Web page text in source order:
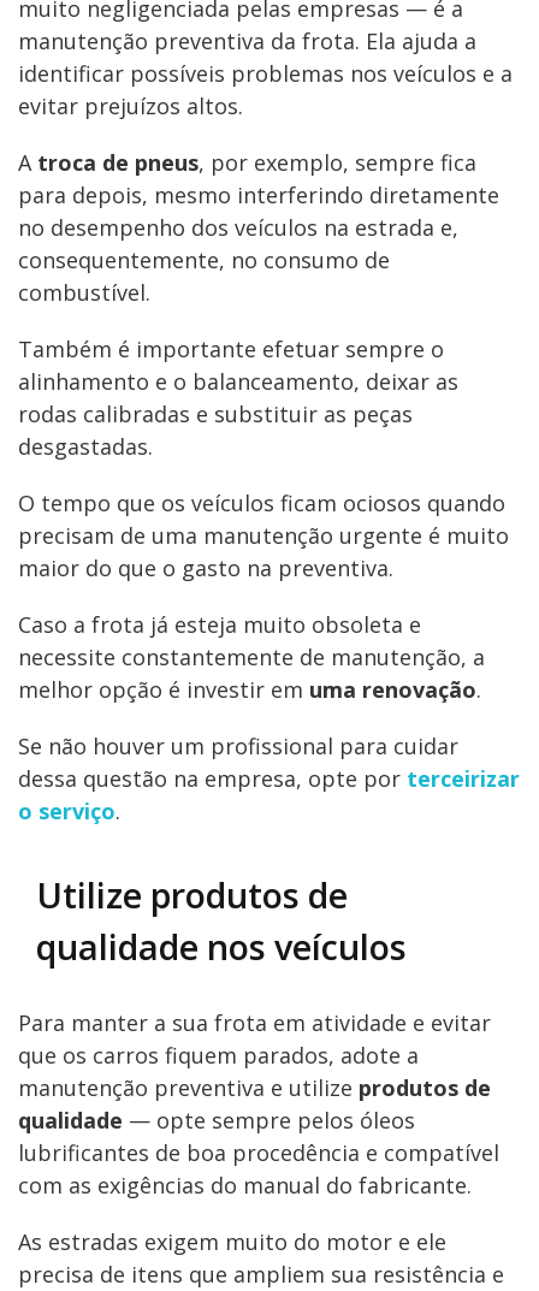
muito negligenciada pelas empresas — é a
manutenção preventiva da frota. Ela ajuda a
identificar possíveis problemas nos veículos e a
evitar prejuízos altos.
A troca de pneus, por exemplo, sempre fica
para depois, mesmo interferindo diretamente
no desempenho dos veículos na estrada e,
consequentemente, no consumo de
combustível.
Também é importante efetuar sempre o
alinhamento e o balanceamento, deixar as
rodas calibradas e substituir as peças
desgastadas.
O tempo que os veículos ficam ociosos quando
precisam de uma manutenção urgente é muito
maior do que o gasto na preventiva.
Caso a frota já esteja muito obsoleta e
necessite constantemente de manutenção, a
melhor opção é investir em uma renovação.
Se não houver um profissional para cuidar
dessa questão na empresa, opte por terceirizar
o serviço.
Utilize produtos de
qualidade nos veículos
Para manter a sua frota em atividade e evitar
que os carros fiquem parados, adote a
manutenção preventiva e utilize produtos de
qualidade — opte sempre pelos óleos
lubrificantes de boa procedência e compatível
com as exigências do manual do fabricante.
As estradas exigem muito do motor e ele
precisa de itens que ampliem sua resistência e